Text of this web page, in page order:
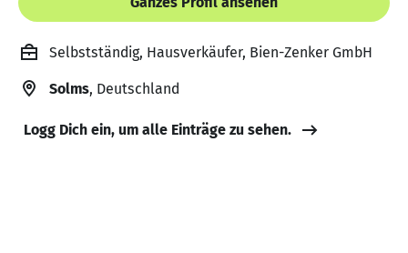
Selbstständig, Hausverkäufer, Bien-Zenker GmbH
Solms, Deutschland
Logg Dich ein, um alle Einträge zu sehen.